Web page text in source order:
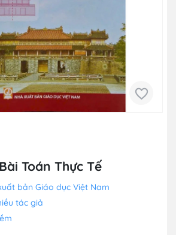
Toán Thực Tế
bản Giáo dục Việt Nam
tác giả